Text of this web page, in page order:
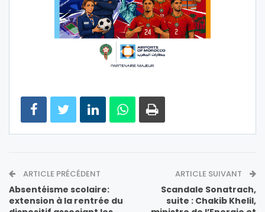
ARTICLE PRÉCÉDENT
Absentéisme scolaire:
extension à la rentrée du
ARTICLE SUIVANT
Scandale Sonatrach,
suite : Chakib Khelil,